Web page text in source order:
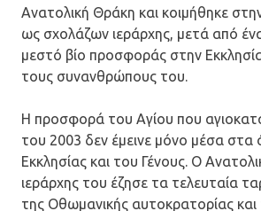
Ανατολική Θράκη και κοιμήθηκε
ως σχολάζων ιεράρχης, μετά από
μεστό βίο προσφοράς στην
τους συνανθρώπους του.
Η προσφορά του Αγίου που
του 2003 δεν έμεινε μόνο μέσα στα
Εκκλησίας και του Γένους. Ο
ιεράρχης του έζησε τα τελευταία
της Οθωμανικής αυτοκρατορίας